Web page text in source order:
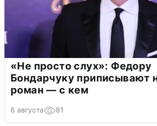
«Не просто слух»: Федору
Бондарчуку приписывают
роман — с кем
6 августа 81